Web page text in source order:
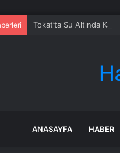
Tokat’ta Su Altında
ANASAYFA HABER